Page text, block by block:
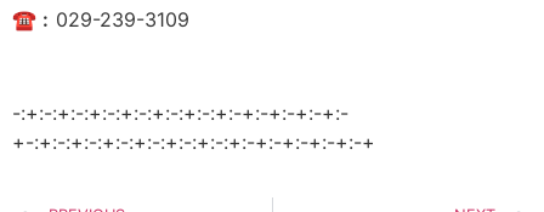
☎︰029-239-3109
-:+:-:+:-:+:-:+:-:+:-:+:-:+:-+:-+:-+:-+:-
+-:+:-:+:-:+:-:+:-:+:-:+:-:+:-+:-+:-+:-+:-+